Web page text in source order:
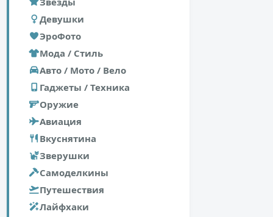
Девушки
ЭроФото
Мода / Стиль
Авто / Мото / Вело
Гаджеты / Техника
Оружие
Авиация
Вкуснятина
Зверушки
Самоделкины
Путешествия
Лайфхаки